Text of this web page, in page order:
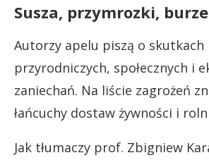
Susza, przymrozki, burze
Autorzy apelu piszą o skutkach
przyrodniczych, społecznych i
zaniechań. Na liście zagrożeń
łańcuchy dostaw żywności i
Jak tłumaczy prof. Zbigniew